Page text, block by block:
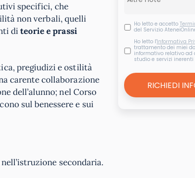
specifici, che
non verbali, quelli
diteorie e prassi
pregiudizi e ostilità
carente collaborazione
dell’alunno; nel Corso
sul benessere e sui
secondaria.
Ho letto e accetto
del Servizio
Ho letto l'Informativa
trattamento dei miei
informativo relativo ad
studio e servizi inerenti